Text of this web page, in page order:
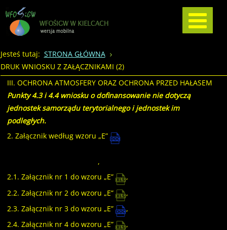
Jesteś tutaj: STRONA GŁÓWNA
DRUK WNIOSKU Z ZAŁĄCZNIKAMI (2)
III. OCHRONA ATMOSFERY ORAZ OCHRONA PRZED HAŁASEM
Punkty 4.3 i 4.4 wniosku o dofinansowanie nie dotyczą
jednostek samorządu terytorialnego i jednostek im
podległych.
2. Załącznik według wzoru „E”
,
2.1. Załącznik nr 1 do wzoru „E”
,
2.2. Załącznik nr 2 do wzoru „E”
,
2.3. Załącznik nr 3 do wzoru „E”
,
2.4. Załącznik nr 4 do wzoru „E”
,